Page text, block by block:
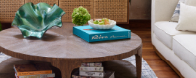
haciendo una diferencia. BEATRIZ BALL
una de las favoritas de los estadounidenses
de un tiempo a la fecha, sus ...